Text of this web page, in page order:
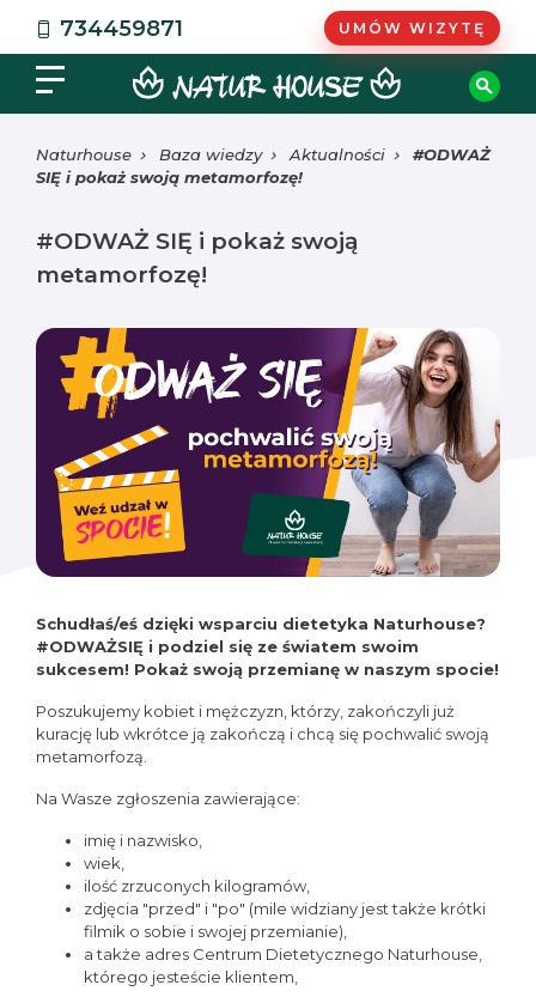
734459871 UMÓW WIZYTĘ
Naturhouse Baza wiedzy Aktualności
#ODWAŻ
SIĘ i pokaż swoją metamorfozę!
#ODWAŻ SIĘ i pokaż swoją
metamorfozę!
Schudłaś/eś dzięki wsparciu dietetyka Naturhouse?
#ODWAŻSIĘ i podziel się ze światem swoim
sukcesem! Pokaż swoją przemianę w naszym spocie!
Poszukujemy kobiet i mężczyzn, którzy, zakończyli już
kurację lub wkrótce ją zakończą i chcą się pochwalić swoją
metamorfozą.
Na Wasze zgłoszenia zawierające:
imię i nazwisko,
wiek,
ilość zrzuconych kilogramów,
zdjęcia "przed" i "po" (mile widziany jest także krótki
filmik o sobie i swojej przemianie),
a także adres Centrum Dietetycznego Naturhouse,
którego jesteście klientem,